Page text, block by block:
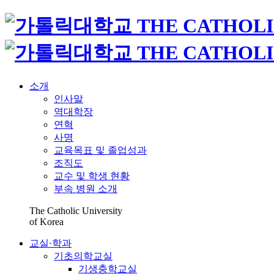
소개
인사말
역대학장
연혁
사명
교육목표 및 졸업성과
조직도
교수 및 학생 현황
부속 병원 소개
The Catholic University
of Korea
교실·학과
기초의학교실
기생충학교실